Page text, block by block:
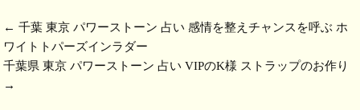
←千葉 東京 パワーストーン 占い 感情を整えチャンスを呼ぶ ホ
ワイトトパーズインラダー
千葉県 東京 パワーストーン 占い VIPのK様 ストラップのお作り
→